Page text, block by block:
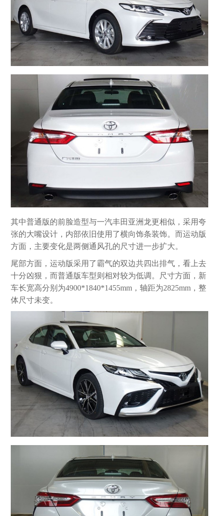
其中普通版的前脸造型与一汽丰田亚洲龙更相似，采用夸
张的大嘴设计，内部依旧使用了横向饰条装饰。而运动版
方面，主要变化是两侧通风孔的尺寸进一步扩大。
尾部方面，运动版采用了霸气的双边共四出排气，看上去
十分凶狠，而普通版车型则相对较为低调。尺寸方面，新
车长宽高分别为4900*1840*1455mm，轴距为2825mm，整
体尺寸未变。